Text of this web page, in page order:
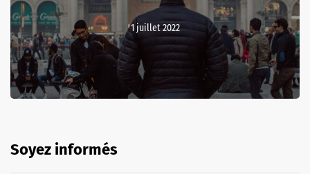
1 juillet 2022
Soyez informés